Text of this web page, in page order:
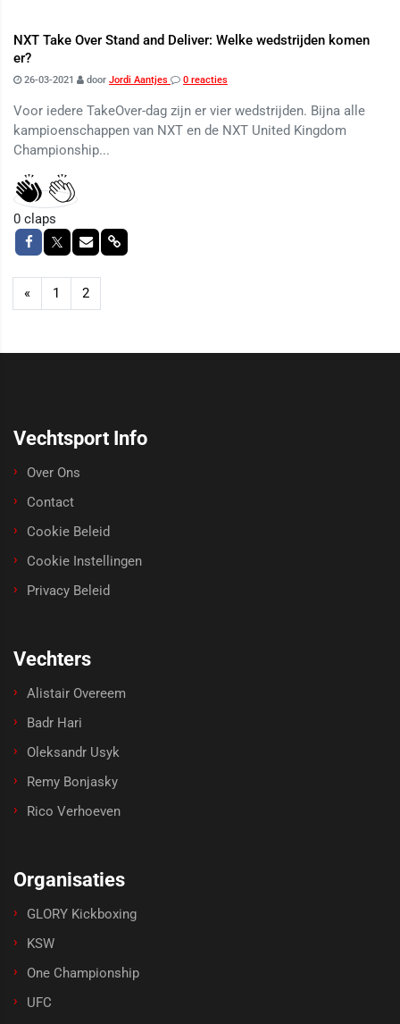
NXT Take Over Stand and Deliver: Welke wedstrijden komen
er?
26-03-2021 door Jordi Aantjes 0 reacties
Voor iedere TakeOver-dag zijn er vier wedstrijden. Bijna alle
kampioenschappen van NXT en de NXT United Kingdom
Championship...
0 claps
« 1 2
Vechtsport Info
Over Ons
Contact
Cookie Beleid
Cookie Instellingen
Privacy Beleid
Vechters
Alistair Overeem
Badr Hari
Oleksandr Usyk
Remy Bonjasky
Rico Verhoeven
Organisaties
GLORY Kickboxing
KSW
One Championship
UFC